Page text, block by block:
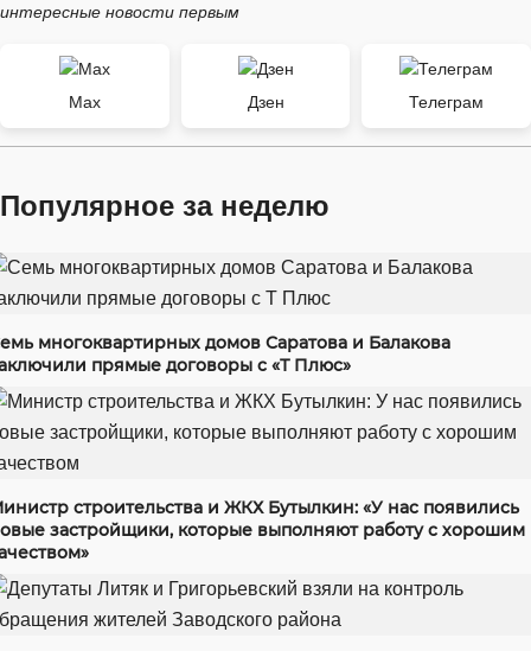
интересные новости первым
Max Дзен Телеграм
Популярное за неделю
многоквартирных домов Саратова и Балакова
прямые договоры с «Т Плюс»
строительства и ЖКХ Бутылкин: «У нас появились
застройщики, которые выполняют работу с хорошим